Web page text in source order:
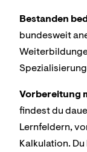
Bestanden
bundesweit
Vorbereitung
findest du
Lernfeldern,
Kalkulation.